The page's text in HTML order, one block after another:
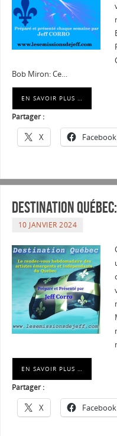
Bob Miron: Ce…
EN SAVOIR PLUS …
Partager :
X Facebook
Destination
10 JANVIER 2024
EN SAVOIR PLUS …
Partager :
X Facebook